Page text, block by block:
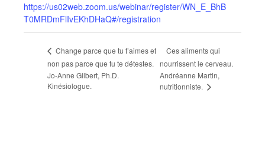
https://us02web.zoom.us/webinar/register/WN_E_BhB
T0MRDmFlIvEKhDHaQ#/registration
Change parce que tu t’aimes et
non pas parce que tu te détestes.
Jo-Anne Gilbert, Ph.D.
Kinésiologue.
Ces aliments qui
nourrissent le cerveau.
Andréanne Martin,
nutritionniste.